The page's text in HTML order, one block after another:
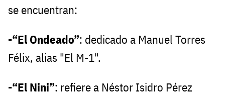
se encuentran:
-“El Ondeado”: dedicado a Manuel Torres
Félix, alias "El M-1".
-“El Nini”: refiere a Néstor Isidro Pérez